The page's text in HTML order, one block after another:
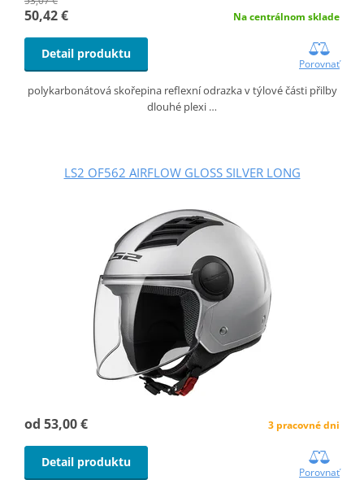
50,42 € Na centrálnom sklade
Detail produktu
Porovnať
polykarbonátová skořepina reflexní odrazka v týlové části přilby
dlouhé plexi …
LS2 OF562 AIRFLOW GLOSS SILVER LONG
od 53,00 € 3 pracovné dni
Detail produktu
Porovnať